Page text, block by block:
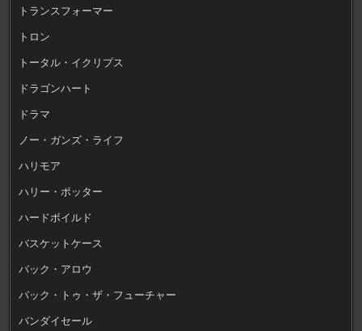
トランスフォーマー
トロン
トータル・イクリプス
ドラゴンハート
ドラマ
ノー・ガンズ・ライフ
ハリモア
ハリー・ポッター
ハードボイルド
バスケットケース
バック・アロウ
バック・トゥ・ザ・フューチャー
バンダイセール